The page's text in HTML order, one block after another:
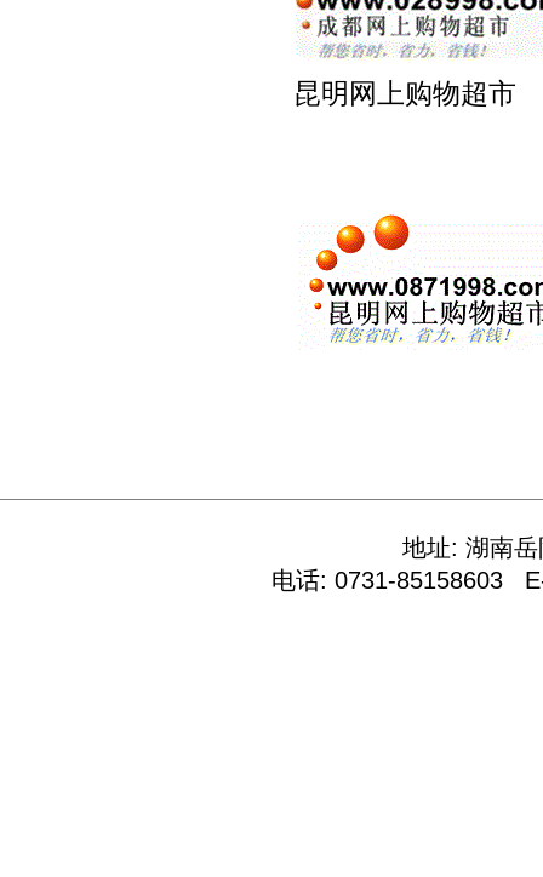
昆明网上购物超
地址: 湖
电话: 0731-85158603